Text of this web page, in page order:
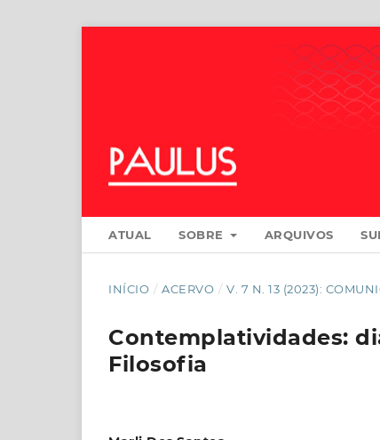
ATUAL SOBRE ARQUIVOS
INÍCIO / ACERVO / V. 7 N. 13 (2023):
Contemplatividades:
Filosofia